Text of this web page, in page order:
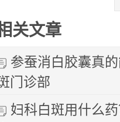
关文章
参蚕消白胶囊真
门诊部
妇科白斑用什么